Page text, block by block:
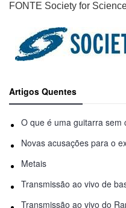
FONTE Society for
Artigos Quentes
O que é uma guitarra sem
Metais